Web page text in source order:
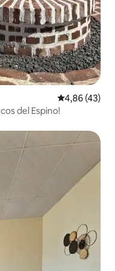
4,86 de uma
4,86 (43)
del Espino!